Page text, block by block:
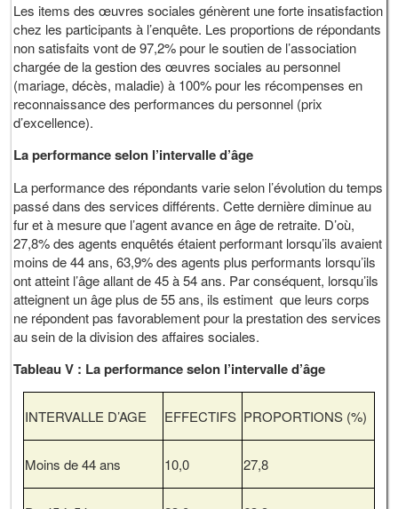
Les items des œuvres sociales génèrent une forte insatisfaction
chez les participants à l’enquête. Les proportions de répondants
non satisfaits vont de 97,2% pour le soutien de l’association
chargée de la gestion des œuvres sociales au personnel
(mariage, décès, maladie) à 100% pour les récompenses en
reconnaissance des performances du personnel (prix
d’excellence).
La performance selon l’intervalle d’âge
La performance des répondants varie selon l’évolution du temps
passé dans des services différents. Cette dernière diminue au
fur et à mesure que l’agent avance en âge de retraite. D’où,
27,8% des agents enquêtés étaient performant lorsqu’ils avaient
moins de 44 ans, 63,9% des agents plus performants lorsqu’ils
ont atteint l’âge allant de 45 à 54 ans. Par conséquent, lorsqu’ils
atteignent un âge plus de 55 ans, ils estiment que leurs corps
ne répondent pas favorablement pour la prestation des services
au sein de la division des affaires sociales.
Tableau V : La performance selon l’intervalle d’âge
INTERVALLE D’AGE EFFECTIFS PROPORTIONS (%)
Moins de 44 ans 10,0 27,8